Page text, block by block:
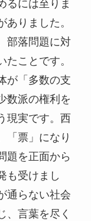
るには至りま
りました。
部落問題に対
たことです。
が「多数の支
数派の権利を
現実です。西
「票」になり
題を正面から
も受けまし
通らない社会
、言葉を尽く